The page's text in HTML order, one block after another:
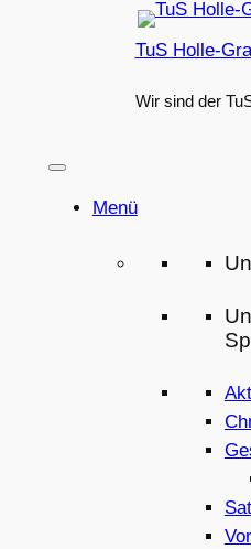
TuS Holle-
Wir sind der
Menü